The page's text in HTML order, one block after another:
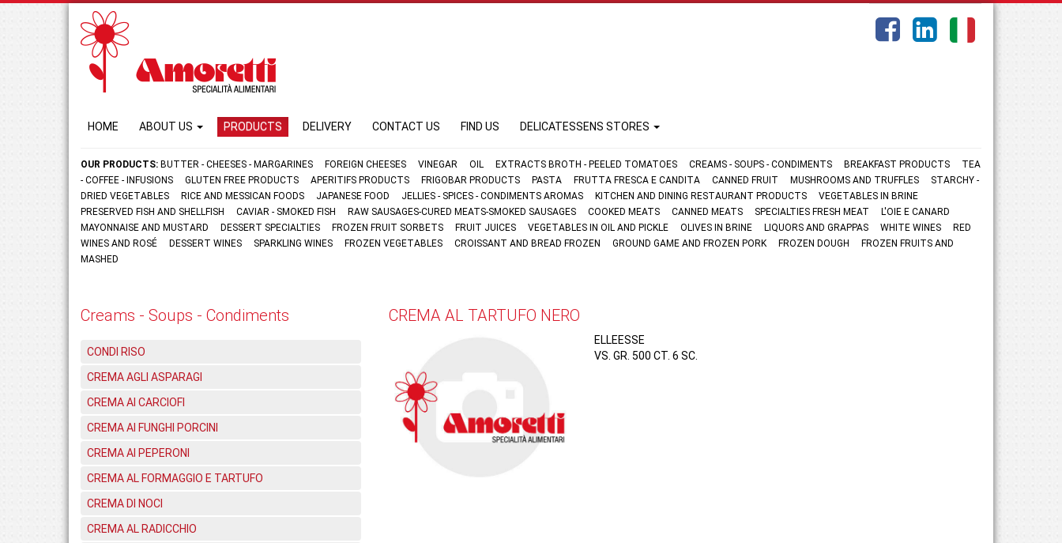
HOME ABOUT US PRODUCTS DELIVERY CONTACT US FIND US DELICATESSENS STORES
OUR PRODUCTS: BUTTER - CHEESES - MARGARINES FOREIGN CHEESES VINEGAR OIL EXTRACTS BROTH - PEELED TOMATOES CREAMS - SOUPS - CONDIMENTS BREAKFAST PRODUCTS
TEA
- COFFEE - INFUSIONS
GLUTEN FREE PRODUCTS APERITIFS PRODUCTS FRIGOBAR PRODUCTS PASTA FRUTTA FRESCA E CANDITA CANNED FRUIT MUSHROOMS AND TRUFFLES
STARCHY -
DRIED VEGETABLES
RICE AND MESSICAN FOODS JAPANESE FOOD JELLIES - SPICES - CONDIMENTS AROMAS KITCHEN AND DINING RESTAURANT PRODUCTS
VEGETABLES IN BRINE
PRESERVED FISH AND SHELLFISH
CAVIAR - SMOKED FISH RAW SAUSAGES-CURED MEATS-SMOKED SAUSAGES COOKED MEATS CANNED MEATS SPECIALTIES FRESH MEAT
L'OIE E CANARD
MAYONNAISE AND MUSTARD
DESSERT SPECIALTIES FROZEN FRUIT SORBETS FRUIT JUICES VEGETABLES IN OIL AND PICKLE OLIVES IN BRINE LIQUORS AND GRAPPAS WHITE WINES
RED
WINES AND ROSÉ
DESSERT WINES SPARKLING WINES FROZEN VEGETABLES CROISSANT AND BREAD FROZEN GROUND GAME AND FROZEN PORK FROZEN DOUGH
FROZEN FRUITS AND
MASHED
Creams - Soups - Condiments
CONDI RISO
CREMA AGLI ASPARAGI
CREMA AI CARCIOFI
CREMA AI FUNGHI PORCINI
CREMA AI PEPERONI
CREMA AL FORMAGGIO E TARTUFO
CREMA DI NOCI
CREMA AL RADICCHIO
CREMA AL TARTUFO NERO
ELLEESSE
VS. GR. 500 CT. 6 SC.